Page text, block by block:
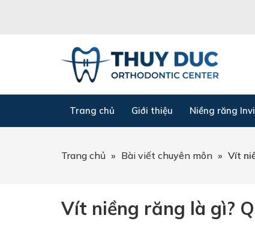
Trang chủ Giới thiệu Niềng răng
Trang chủ » Bài viết chuyên môn » Vít
Vít niềng răng là gì?